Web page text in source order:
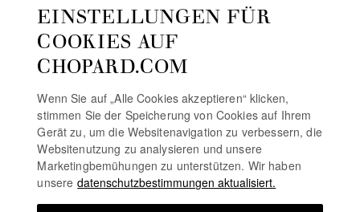
AUF DEM LAUFENDEN BLEIBEN
NEWSLETTER ABONNIEREN
EINSTELLUNGEN FÜR
COOKIES AUF
CHOPARD.COM
Wenn Sie auf „Alle Cookies akzeptieren“ klicken,
stimmen Sie der Speicherung von Cookies auf Ihrem
Gerät zu, um die Websitenavigation zu verbessern, die
Websitenutzung zu analysieren und unsere
Marketingbemühungen zu unterstützen. Wir haben
unsere datenschutzbestimmungen aktualisiert.